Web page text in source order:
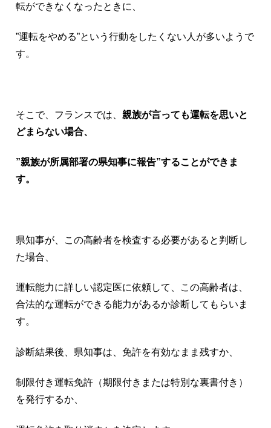
転ができなくなったときに、
”運転をやめる”という行動をしたくない人が多いようで
す。
そこで、フランスでは、 親族が言っても運転を思いと
どまらない場合、
”親族が所属部署の県知事に報告”することができま
す。
県知事が、この高齢者を検査する必要があると判断し
た場合、
運転能力に詳しい認定医に依頼して、この高齢者は、
合法的な運転ができる能力があるか診断してもらいま
す。
診断結果後、県知事は、免許を有効なまま残すか、
制限付き運転免許（期限付きまたは特別な裏書付き）
を発行するか、